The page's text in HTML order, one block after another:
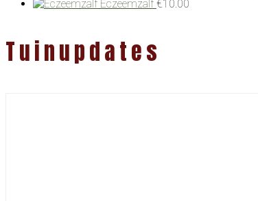
Eczeemzalf €10.00
Tuinupdates